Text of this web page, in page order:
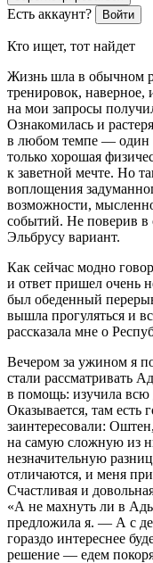
Есть аккаунт? Войти
Кто ищет, тот найдет
Жизнь шла в обычном
тренировок, наверное,
на мои запросы
Ознакомилась и
в любом темпе — один
только хорошая
к заветной мечте. Но
воплощения
возможности,
событий. Не поверив в
Эльбрусу вариант.
Как сейчас модно
и ответ пришел очень
был обеденный
вышла прогуляться и
рассказала мне о
Вечером за ужином я
стали рассматривать
в помощь: изучила
Оказывается, там есть
заинтересовали:
на самую сложную из
незначительную
отличаются, и меня
Счастливая и
«А не махнуть ли в
предложила я. — А с
гораздо интереснее
решение — едем